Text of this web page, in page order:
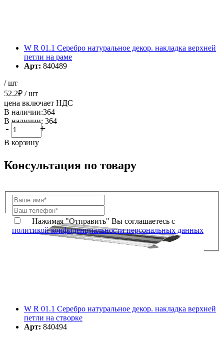
W R 01.1 Серебро натуральное декор. накладка верхней
петли на раме
Арт: 840489
/ шт
52.2₽ / шт
цена включает НДС
В наличии:364
В наличии: 364
- +
В корзину
Консультация по товару
Нажимая "Отправить" Вы соглашаетесь с
политикой конфиденциальности персональных данных
W R 01.1 Серебро натуральное декор. накладка верхней
петли на створке
Арт: 840494